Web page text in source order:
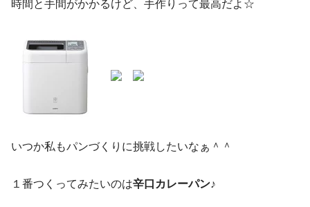
時間と手間がかかるけど、手作りって最高だよ☆
いつか私もパンづくりに挑戦したいなぁ＾＾
１番つくってみたいのは辛口カレーパン♪